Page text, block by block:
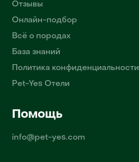
Отзывы
Онлайн-подбор
Всё о породах
База знаний
Политика конфиденциальности
Pet-Yes Отели
Помощь
info@pet-yes.com